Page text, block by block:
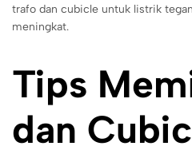
trafo dan cubicle untuk listrik
meningkat.
Tips
dan